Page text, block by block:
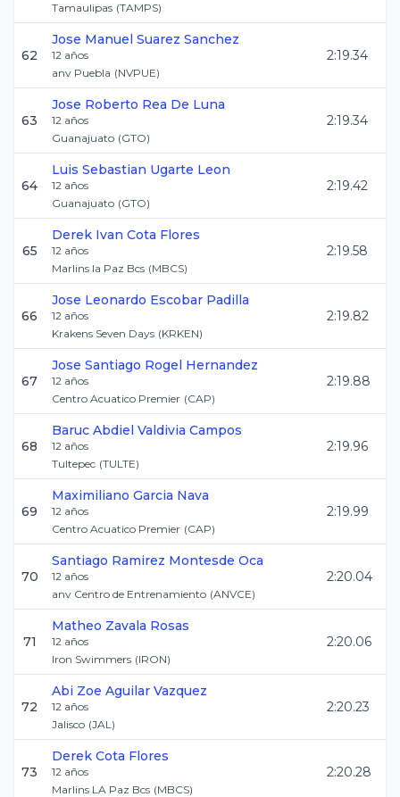
Tamaulipas (TAMPS)
62
Jose Manuel Suarez Sanchez
12 años
anv Puebla (NVPUE)
2:19.34
63
Jose Roberto Rea De Luna
12 años
Guanajuato (GTO)
2:19.34
64
Luis Sebastian Ugarte Leon
12 años
Guanajuato (GTO)
2:19.42
65
Derek Ivan Cota Flores
12 años
Marlins la Paz Bcs (MBCS)
2:19.58
66
Jose Leonardo Escobar Padilla
12 años
Krakens Seven Days (KRKEN)
2:19.82
67
Jose Santiago Rogel Hernandez
12 años
Centro Acuatico Premier (CAP)
2:19.88
68
Baruc Abdiel Valdivia Campos
12 años
Tultepec (TULTE)
2:19.96
69
Maximiliano Garcia Nava
12 años
Centro Acuatico Premier (CAP)
2:19.99
70
Santiago Ramirez Montesde Oca
12 años
anv Centro de Entrenamiento (ANVCE)
2:20.04
71
Matheo Zavala Rosas
12 años
Iron Swimmers (IRON)
2:20.06
72
Abi Zoe Aguilar Vazquez
12 años
Jalisco (JAL)
2:20.23
73
Derek Cota Flores
12 años
Marlins LA Paz Bcs (MBCS)
2:20.28